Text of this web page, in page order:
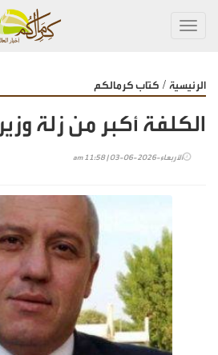
الرئيسية / كتاب كرمالكم
الكلفة أكبر من زلة وزير
الأربعاء-2026-06-03 | 11:58 am